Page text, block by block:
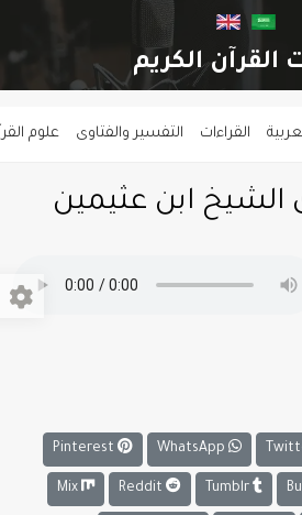
القرآن الكريم
القراءات التفسير والفتاوى علوم
الشيخ ابن عثيمين
Tumblr
Mix